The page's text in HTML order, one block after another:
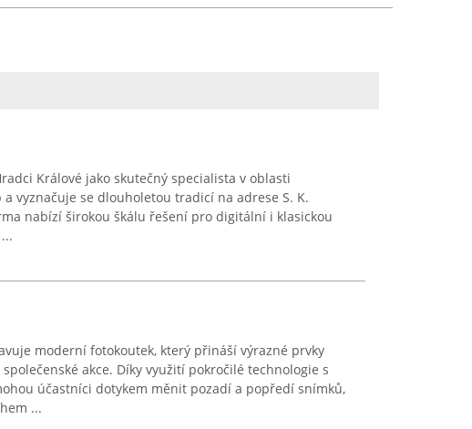
Králové jako skutečný specialista v oblasti
vyznačuje se dlouholetou tradicí na adrese S. K.
nabízí širokou škálu řešení pro digitální i klasickou
moderní fotokoutek, který přináší výrazné prvky
akce. Díky využití pokročilé technologie s
účastníci dotykem měnit pozadí a popředí snímků,
...